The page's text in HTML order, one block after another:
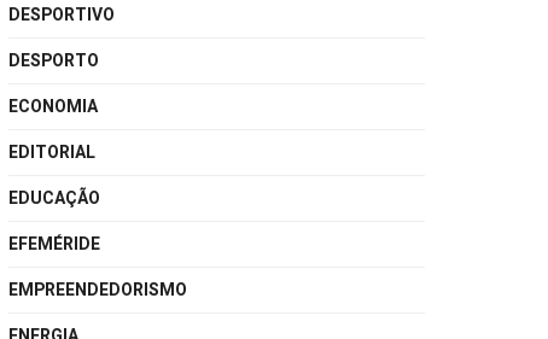
DESPORTIVO
DESPORTO
ECONOMIA
EDITORIAL
EDUCAÇÃO
EFEMÉRIDE
EMPREENDEDORISMO